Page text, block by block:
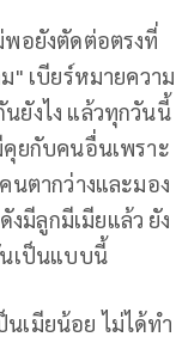
พอยังตัดต่อตรงที่
" เบียร์หมายความ
ยังไง แล้วทุกวันนี้
คุยกับคนอื่นเพราะ
นตากว่างและมอง
มีลูกมีเมียแล้ว ยัง
นเป็นแบบนี้
เมียน้อย ไม่ได้ทำ